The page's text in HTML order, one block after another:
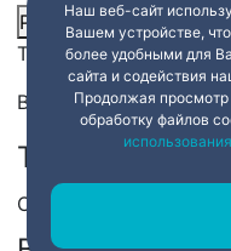
Picture-in-Picture
This is a modal
Beginning of dialog
Text
Color
Наш веб-сайт
Вашем устройстве,
более удобными для
сайта и содействия
Продолжая просмотр
обработку файлов